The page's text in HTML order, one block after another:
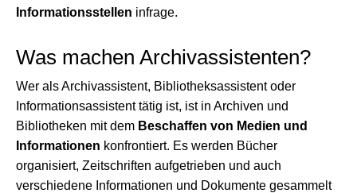
Informationsstellen infrage.
Was machen Archivassistenten?
Wer als Archivassistent, Bibliotheksassistent oder
Informationsassistent tätig ist, ist in Archiven und
Bibliotheken mit dem Beschaffen von Medien und
Informationen konfrontiert. Es werden Bücher
organisiert, Zeitschriften aufgetrieben und auch
verschiedene Informationen und Dokumente gesammelt